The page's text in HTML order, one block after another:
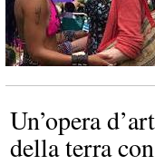
Un’opera
della terra